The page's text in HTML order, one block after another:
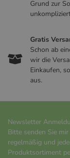
Grund zur
Gratis
Schon ab
wir die
Einkaufen,
aus.
Newsletter
Bitte senden Sie
regelmäßig und
Produktsortiment